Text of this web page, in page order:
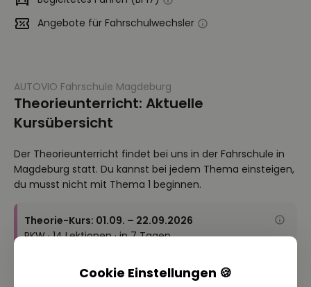
Angebote für Fahrschulwechsler
AUTOVIO Fahrschule Magdeburg
Theorieunterricht: Aktuelle
Kursübersicht
Der Theorieunterricht findet bei uns in der Fahrschule in
Magdeburg statt. Du kannst bei jedem Thema einsteigen,
du musst nicht mit Thema 1 beginnen.
Theorie-Kurs: 01.09. – 22.09.2026
PKW · 14 Lektionen · in 7 Tagen
Cookie Einstellungen 🍪